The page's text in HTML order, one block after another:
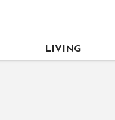
LIVING